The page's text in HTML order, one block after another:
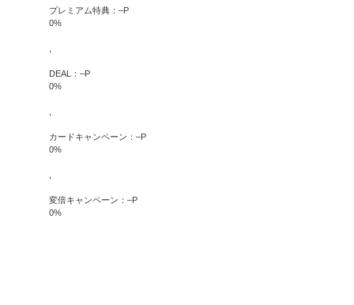
プレミアム特典： –P
0%
DEAL： –P
0%
カードキャンペーン： –P
0%
変倍キャンペーン： –P
0%